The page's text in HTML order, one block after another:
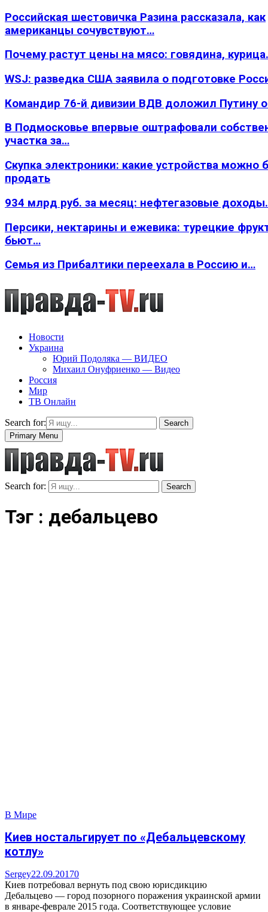
Российская шестовичка Разина рассказала, как
американцы сочувствуют…
Почему растут цены на мясо: говядина,
WSJ: разведка США заявила о подготовке
Командир 76-й дивизии ВДВ доложил Путину
В Подмосковье впервые оштрафовали
участка за…
Скупка электроники: какие устройства можно
продать
934 млрд руб. за месяц: нефтегазовые
Персики, нектарины и ежевика: турецкие
бьют…
Семья из Прибалтики переехала в Россию и…
Новости
Украина
Юрий Подоляка — ВИДЕО
Михаил Онуфриенко — Видео
Россия
Мир
ТВ Онлайн
Search for:
Search
Primary Menu
Search for: Search
Тэг : дебальцево
В Мире
Киев ностальгирует по «Дебальцевскому
котлу»
Sergey22.09.20170
Киев потребовал вернуть под свою юрисдикцию
Дебальцево — город позорного поражения украинской армии
в январе-феврале 2015 года. Соответствующее условие